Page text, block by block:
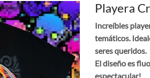
Playera
Increíbles
temáticos.
seres queridos.
El diseño es
espectacular!